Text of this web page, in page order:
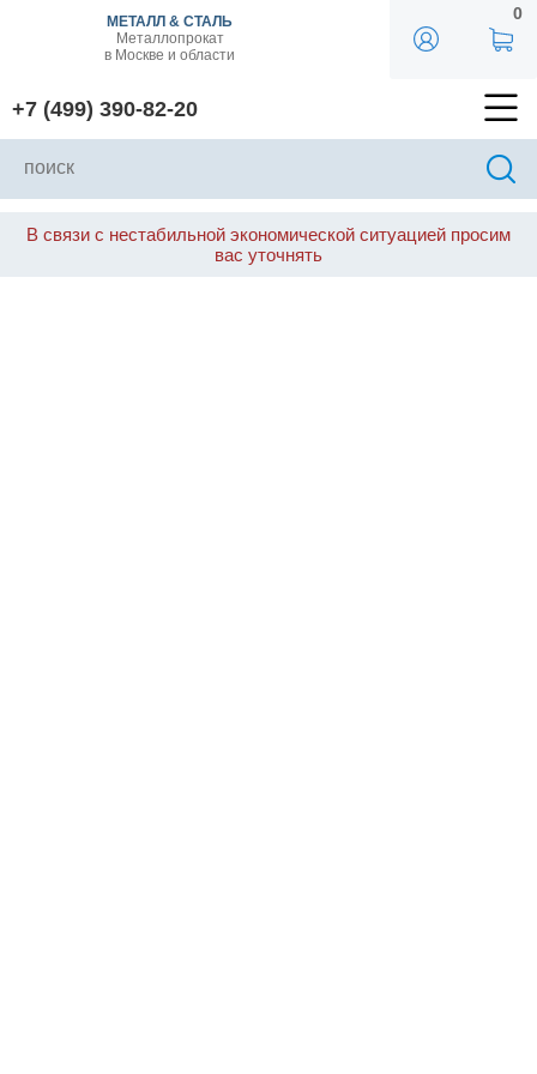
МЕТАЛЛ & СТАЛЬ
Металлопрокат
в Москве и области
+7 (499) 390-82-20
0
В связи с нестабильной экономической ситуацией просим
вас уточнять